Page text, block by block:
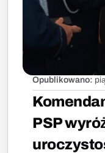
Opublikowano:
PSP